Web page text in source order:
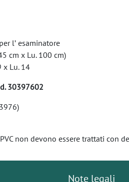
lʼ esaminatore
cm x Lu. 100 cm)
x Lu. 14
30397602
non devono essere trattati con
Note legali